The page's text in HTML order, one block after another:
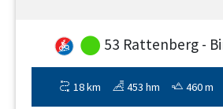
53 Rattenberg -
18 km 453 hm 460 m